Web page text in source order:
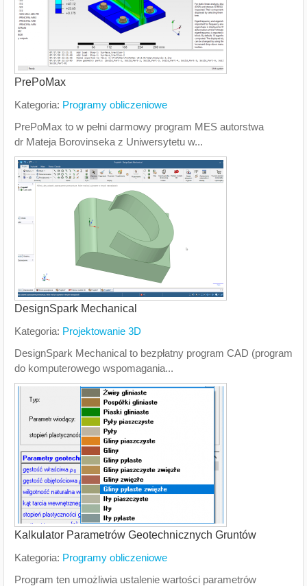
PrePoMax
Kategoria: Programy obliczeniowe
PrePoMax to w pełni darmowy program MES autorstwa
dr Mateja Borovinseka z Uniwersytetu w...
DesignSpark Mechanical
Kategoria: Projektowanie 3D
DesignSpark Mechanical to bezpłatny program CAD (program
do komputerowego wspomagania...
Kalkulator Parametrów Geotechnicznych Gruntów
Kategoria: Programy obliczeniowe
Program ten umożliwia ustalenie wartości parametrów